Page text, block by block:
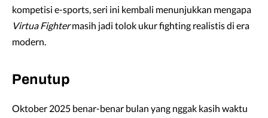
kompetisi e-sports, seri ini kembali menunjukkan mengapa
Virtua Fightermasih jadi tolok ukur fighting realistis di era
modern.
Penutup
Oktober 2025 benar-benar bulan yang nggak kasih waktu